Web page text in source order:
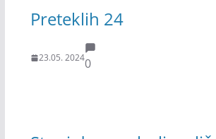
Preteklih 24
23.05. 20240